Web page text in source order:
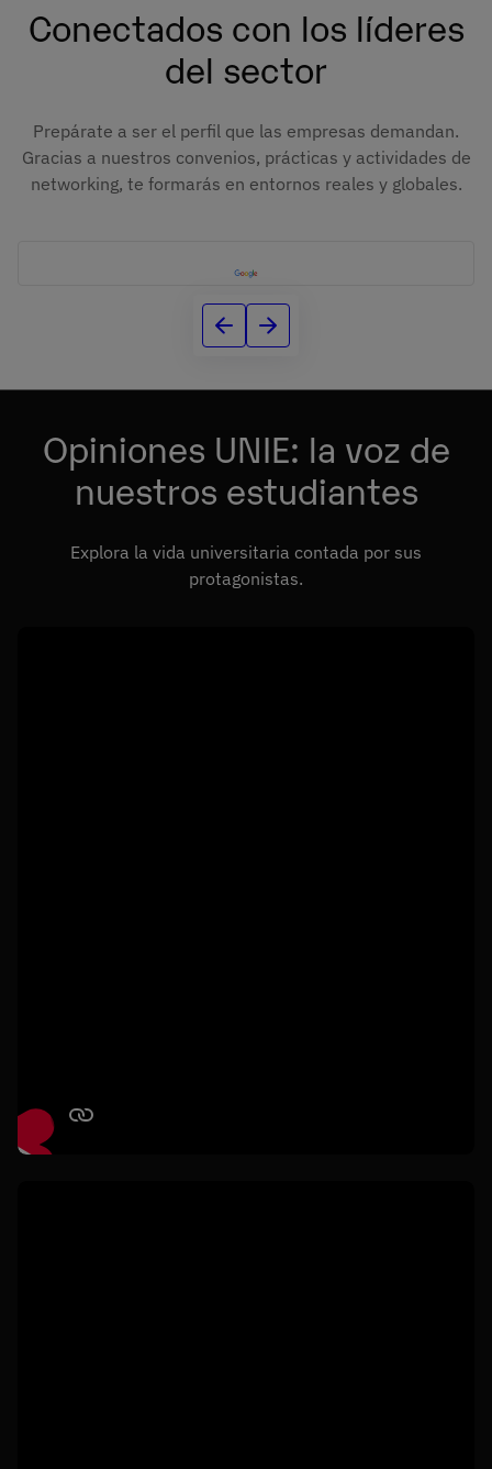
Conectados con los líderes
del sector
Prepárate a ser el perfil que las empresas demandan.
Gracias a nuestros convenios, prácticas y actividades de
networking, te formarás en entornos reales y globales.
Opiniones UNIE: la voz de
nuestros estudiantes
Explora la vida universitaria contada por sus
protagonistas.